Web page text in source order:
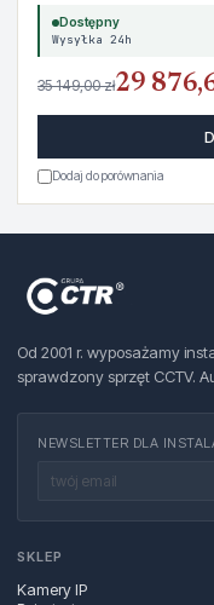
Dostępny
Wysyłka 24h
35 149,00 zł29
Dodaj do porównania
Od 2001 r. wyposażamy
sprawdzony sprzęt CCTV.
NEWSLETTER DLA
SKLEP
Kamery IP